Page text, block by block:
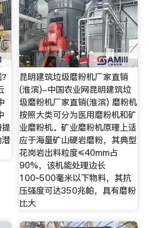
昆明建筑垃圾磨粉机厂家直销
(淮滨)-中国农业网昆明建筑垃
圾磨粉机厂家直销(淮滨) 磨粉机
按照大类可分为医用磨粉机和矿
业磨粉机。矿业磨粉机原理上适
应于海量矿山硬岩磨粉，其典型
花岗岩出料粒度≤40mm占
90%，该机能处理边长
100~500毫米以下物料，其抗
压强度可达350兆帕，具有磨粉
比大